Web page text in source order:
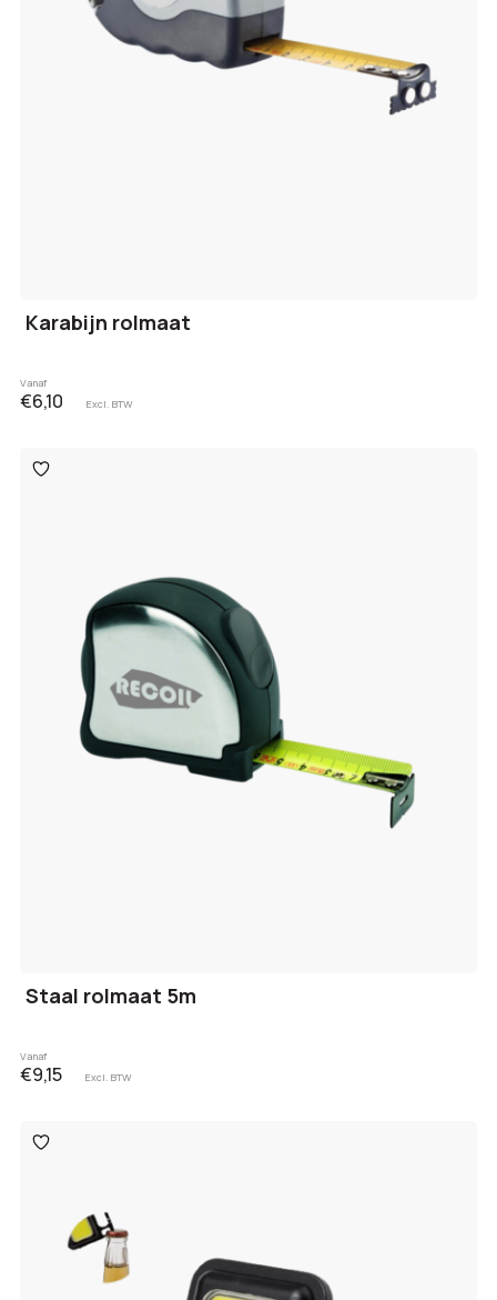
Karabijn rolmaat
Vanaf
€6,10 Excl. BTW
Toevoegen
aan
Staal rolmaat 5m
Vanaf
€9,15 Excl. BTW
Toevoegen
aan